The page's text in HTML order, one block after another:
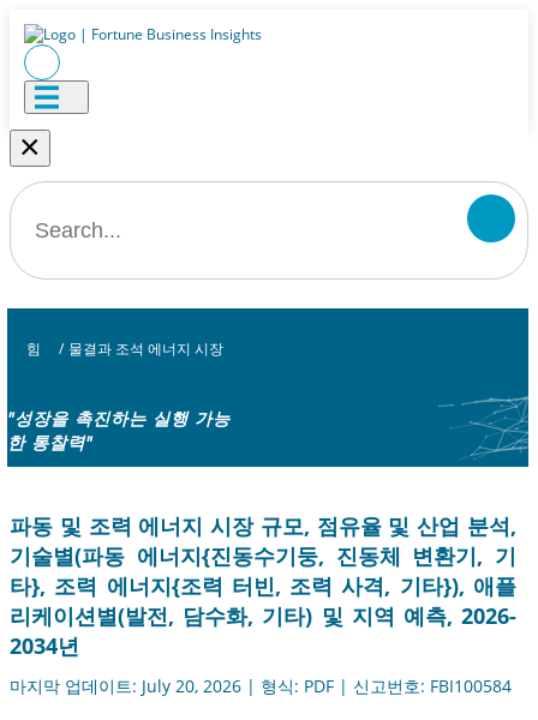
×
힘 / 물결과 조석 에너지 시장
"성장을 촉진하는 실행 가능
한 통찰력"
파동 및 조력 에너지 시장 규모, 점유율 및 산업 분석,
기술별(파동 에너지{진동수기둥, 진동체 변환기, 기
타}, 조력 에너지{조력 터빈, 조력 사격, 기타}), 애플
리케이션별(발전, 담수화, 기타) 및 지역 예측, 2026-
2034년
마지막 업데이트: July 20, 2026 | 형식: PDF | 신고번호: FBI100584